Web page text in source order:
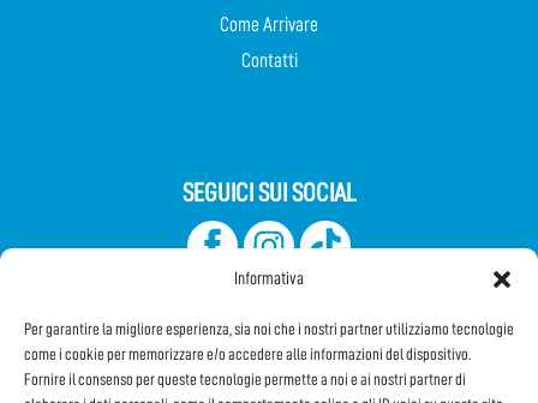
Informativa
Per garantire la migliore esperienza, sia noi che i nostri partner utilizziamo tecnologie
come i cookie per memorizzare e/o accedere alle informazioni del dispositivo.
Fornire il consenso per queste tecnologie permette a noi e ai nostri partner di
Come Arrivare
Contatti
SEGUICI SUI SOCIAL